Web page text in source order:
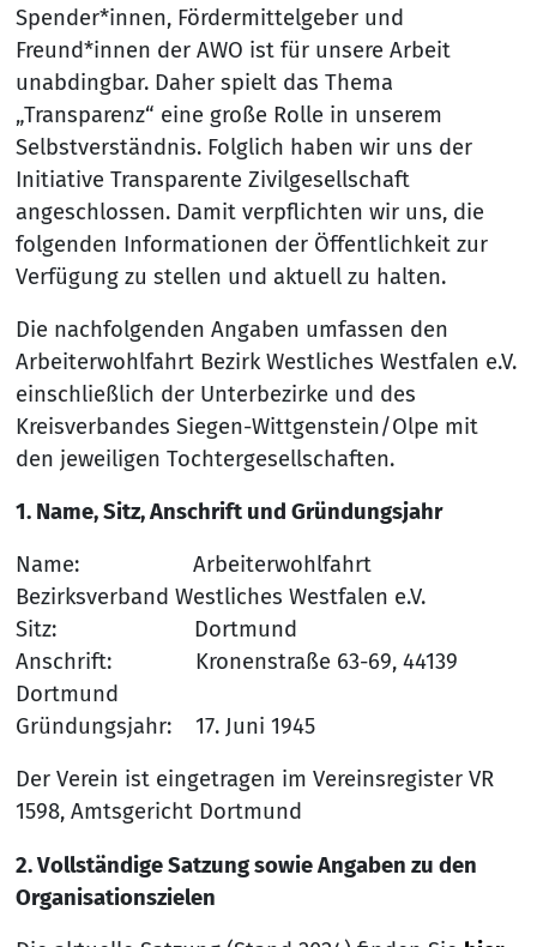
Spender*innen, Fördermittelgeber und
Freund*innen der AWO ist für unsere Arbeit
unabdingbar. Daher spielt das Thema
„Transparenz“ eine große Rolle in unserem
Selbstverständnis. Folglich haben wir uns der
Initiative Transparente Zivilgesellschaft
angeschlossen. Damit verpflichten wir uns, die
folgenden Informationen der Öffentlichkeit zur
Verfügung zu stellen und aktuell zu halten.
Die nachfolgenden Angaben umfassen den
Arbeiterwohlfahrt Bezirk Westliches Westfalen e.V.
einschließlich der Unterbezirke und des
Kreisverbandes Siegen-Wittgenstein/Olpe mit
den jeweiligen Tochtergesellschaften.
1. Name, Sitz, Anschrift und Gründungsjahr
Name: Arbeiterwohlfahrt
Bezirksverband Westliches Westfalen e.V.
Sitz: Dortmund
Anschrift: Kronenstraße 63-69, 44139
Dortmund
Gründungsjahr: 17. Juni 1945
Der Verein ist eingetragen im Vereinsregister VR
1598, Amtsgericht Dortmund
2. Vollständige Satzung sowie Angaben zu den
Organisationszielen